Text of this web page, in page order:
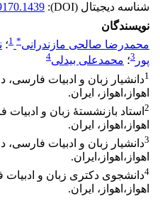
شناسه دیجیتال (DOI):
نویسندگان
محمدرضا صالحی مازندرانی*
1؛
پور 3؛ محمدعلی بیدلی4
1دانشیار زبان و ادبیات فارسی،
اهواز،اهواز، ایران.
2 استاد بازنشستۀ زبان و
اهواز،اهواز، ایران.
3دانشیار زبان و ادبیات فارسی،
اهواز،اهواز،ایران.
4دانشجوی دکتری زبان و
اهواز،اهواز، ایران.